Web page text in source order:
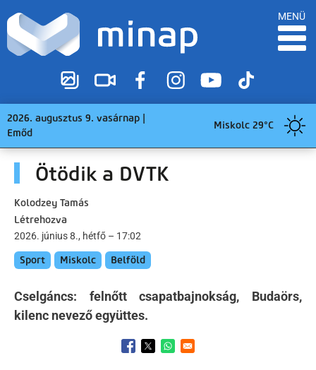
MENÜ
2026. augusztus 9. vasárnap |
Emőd
Miskolc 29°C
Ötödik a DVTK
Kolodzey Tamás
Létrehozva
2026. június 8., hétfő – 17:02
Sport Miskolc Belföld
Cselgáncs: felnőtt csapatbajnokság, Budaörs,
kilenc nevező együttes.
Opens in a new window
Opens in a new window
Opens in a new window